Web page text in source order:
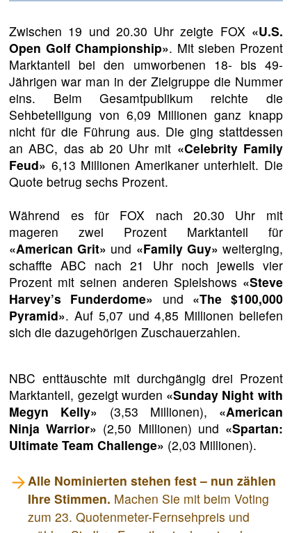
Zwischen 19 und 20.30 Uhr zeigte FOX «U.S.
Open Golf Championship». Mit sieben Prozent
Marktanteil bei den umworbenen 18- bis 49-
Jährigen war man in der Zielgruppe die Nummer
eins. Beim Gesamtpublikum reichte die
Sehbeteiligung von 6,09 Millionen ganz knapp
nicht für die Führung aus. Die ging stattdessen
an ABC, das ab 20 Uhr mit «Celebrity Family
Feud» 6,13 Millionen Amerikaner unterhielt. Die
Quote betrug sechs Prozent.
Während es für FOX nach 20.30 Uhr mit
mageren zwei Prozent Marktanteil für
«American Grit» und «Family Guy» weiterging,
schaffte ABC nach 21 Uhr noch jeweils vier
Prozent mit seinen anderen Spielshows «Steve
Harvey’s Funderdome» und «The $100,000
Pyramid». Auf 5,07 und 4,85 Millionen beliefen
sich die dazugehörigen Zuschauerzahlen.
NBC enttäuschte mit durchgängig drei Prozent
Marktanteil, gezeigt wurden «Sunday Night with
Megyn Kelly» (3,53 Millionen), «American
Ninja Warrior» (2,50 Millionen) und «Spartan:
Ultimate Team Challenge» (2,03 Millionen).
Alle Nominierten stehen fest – nun zählen
Ihre Stimmen. Machen Sie mit beim Voting
zum 23. Quotenmeter-Fernsehpreis und